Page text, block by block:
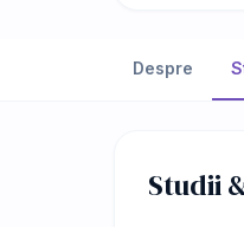
Despre
Studii